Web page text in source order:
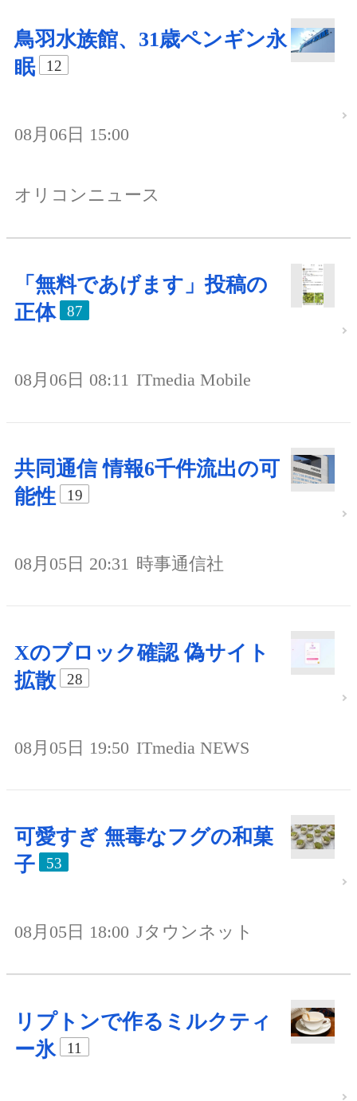
鳥羽水族館、31歳ペンギン永
眠
12
08月06日 15:00
オリコンニュース
「無料であげます」投稿の
正体
87
08月06日 08:11 ITmedia Mobile
共同通信 情報6千件流出の可
能性
19
08月05日 20:31 時事通信社
Xのブロック確認 偽サイト
拡散
28
08月05日 19:50 ITmedia NEWS
可愛すぎ 無毒なフグの和菓
子
53
08月05日 18:00 Jタウンネット
リプトンで作るミルクティ
ー氷
11